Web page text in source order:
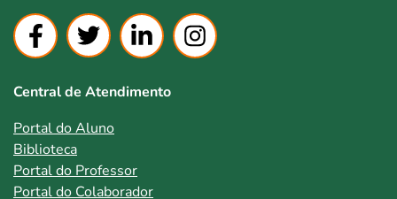
Central de Atendimento
Portal do Aluno
Biblioteca
Portal do Professor
Portal do Colaborador